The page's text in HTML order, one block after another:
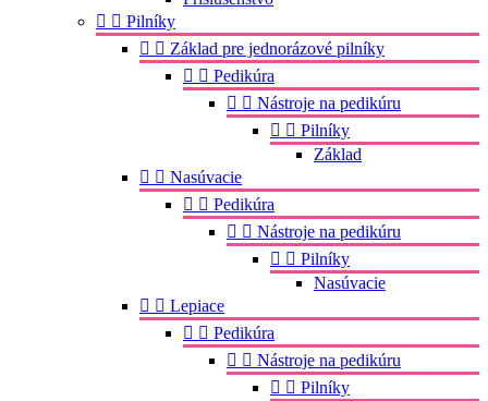
  Pilníky
  Základ pre jednorázové pilníky
  Pedikúra
  Nástroje na pedikúru
  Pilníky
Základ
  Nasúvacie
  Pedikúra
  Nástroje na pedikúru
  Pilníky
Nasúvacie
  Lepiace
  Pedikúra
  Nástroje na pedikúru
  Pilníky